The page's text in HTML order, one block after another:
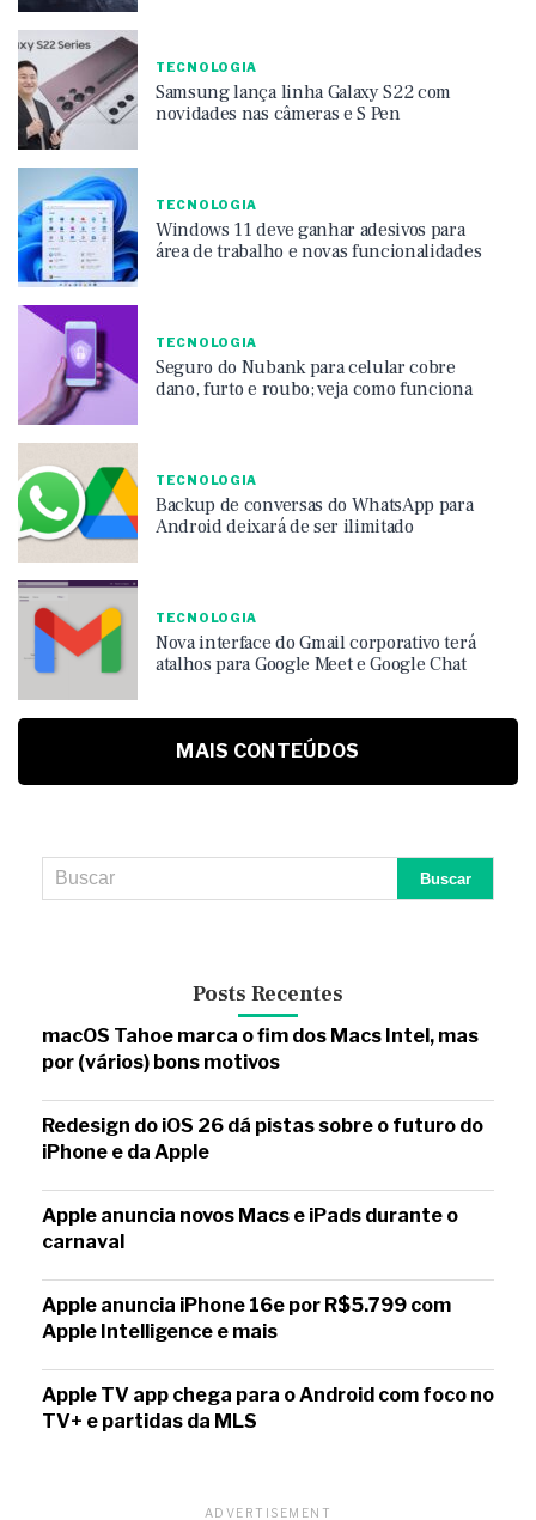
TECNOLOGIA
Samsung lança linha Galaxy S22 com
novidades nas câmeras e S Pen
TECNOLOGIA
Windows 11 deve ganhar adesivos para
área de trabalho e novas funcionalidades
TECNOLOGIA
Seguro do Nubank para celular cobre
dano, furto e roubo; veja como funciona
TECNOLOGIA
Backup de conversas do WhatsApp para
Android deixará de ser ilimitado
TECNOLOGIA
Nova interface do Gmail corporativo terá
atalhos para Google Meet e Google Chat
MAIS CONTEÚDOS
Posts Recentes
macOS Tahoe marca o fim dos Macs Intel, mas
por (vários) bons motivos
Redesign do iOS 26 dá pistas sobre o futuro do
iPhone e da Apple
Apple anuncia novos Macs e iPads durante o
carnaval
Apple anuncia iPhone 16e por R$5.799 com
Apple Intelligence e mais
Apple TV app chega para o Android com foco no
TV+ e partidas da MLS
ADVERTISEMENT